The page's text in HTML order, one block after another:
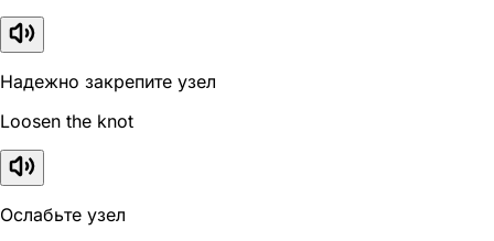
Надежно закрепите узел
Loosen the knot
Ослабьте узел